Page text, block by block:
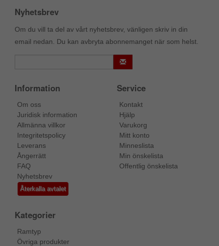
Nyhetsbrev
Om du vill ta del av vårt nyhetsbrev, vänligen skriv in din
email nedan. Du kan avbryta abonnemanget när som helst.
Information
Om oss
Juridisk information
Allmänna villkor
Integritetspolicy
Leverans
Ångerrätt
FAQ
Nyhetsbrev
Återkalla avtalet
Service
Kontakt
Hjälp
Varukorg
Mitt konto
Minneslista
Min önskelista
Offentlig önskelista
Kategorier
Ramtyp
Övriga produkter